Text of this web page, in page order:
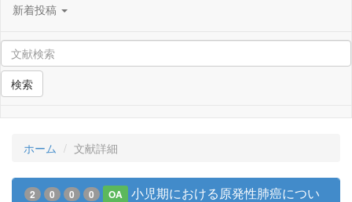
新着投稿
検索
ホーム 文献詳細
2 0 0 0 OA
小児期における原発性肺癌につい